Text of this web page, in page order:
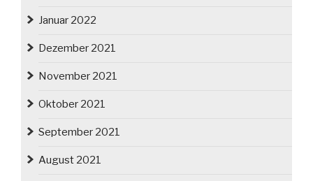
Januar 2022
Dezember 2021
November 2021
Oktober 2021
September 2021
August 2021